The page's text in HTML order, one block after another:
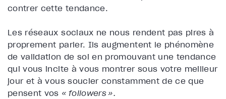
contrer cette tendance.
Les réseaux sociaux ne nous rendent pas pires à
proprement parler. Ils augmentent le phénomène
de validation de soi en promouvant une tendance
qui vous incite à vous montrer sous votre meilleur
jour et à vous soucier constamment de ce que
pensent vos « followers ».